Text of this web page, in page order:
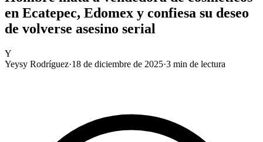
en Ecatepec, Edomex y confiesa su deseo
de volverse asesino serial
Y
Yeysy Rodríguez·18 de diciembre de 2025·3 min de lectura